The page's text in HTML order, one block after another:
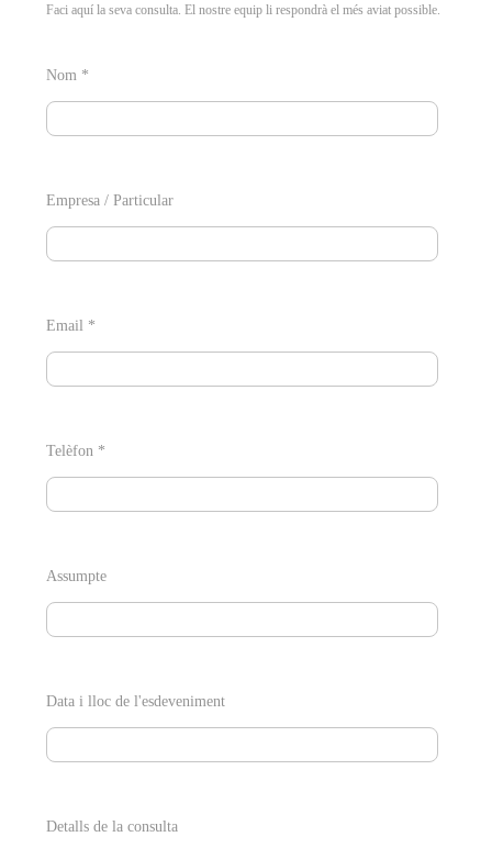
Faci aquí la seva consulta. El nostre equip li respondrà el més aviat possible.
Nom *
Empresa / Particular
Email *
Telèfon *
Assumpte
Data i lloc de l'esdeveniment
Detalls de la consulta